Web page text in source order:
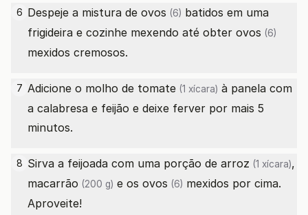
6 Despeje a mistura de ovos (6) batidos em uma
frigideira e cozinhe mexendo até obter ovos (6)
mexidos cremosos.
7 Adicione o molho de tomate (1 xícara) à panela com
a calabresa e feijão e deixe ferver por mais 5
minutos.
8 Sirva a feijoada com uma porção de arroz (1 xícara),
macarrão (200 g) e os ovos (6) mexidos por cima.
Aproveite!